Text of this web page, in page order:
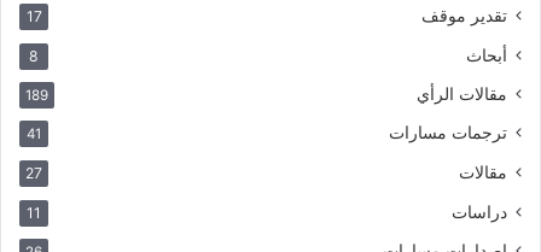
تقدير موقف 17
أبحاث 8
مقالات الرأي 189
ترجمات مسارات 41
مقالات 27
دراسات 11